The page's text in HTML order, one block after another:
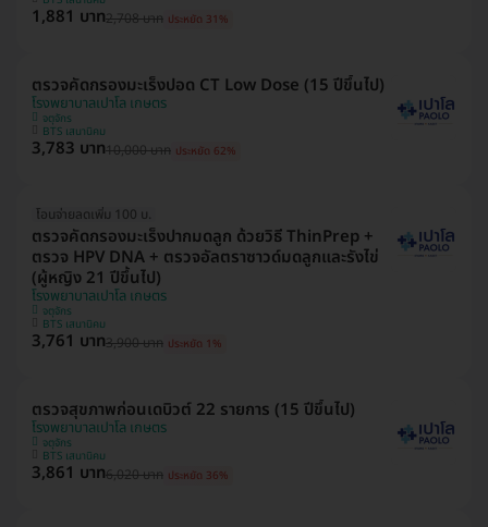
1,881 บาท2,708 บาท ประหยัด 31%
ตรวจคัดกรองมะเร็งปอด CT Low Dose (15 ปีขึ้นไป)
โรงพยาบาลเปาโล เกษตร
จตุจักร
BTS เสนานิคม
3,783 บาท10,000 บาท ประหยัด 62%
โอนจ่ายลดเพิ่ม 100 บ.
ตรวจคัดกรองมะเร็งปากมดลูก ด้วยวิธี ThinPrep +
ตรวจ HPV DNA + ตรวจอัลตราซาวด์มดลูกและรังไข่
(ผู้หญิง 21 ปีขึ้นไป)
โรงพยาบาลเปาโล เกษตร
จตุจักร
BTS เสนานิคม
3,761 บาท3,900 บาท ประหยัด 1%
ตรวจสุขภาพก่อนเดบิวต์ 22 รายการ (15 ปีขึ้นไป)
โรงพยาบาลเปาโล เกษตร
จตุจักร
BTS เสนานิคม
3,861 บาท6,020 บาท ประหยัด 36%